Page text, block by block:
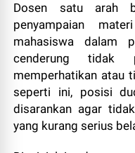
Dosen satu arah
penyampaian
mahasiswa dalam
cenderung tidak
memperhatikan atau
seperti ini, posisi
disarankan agar
yang kurang serius